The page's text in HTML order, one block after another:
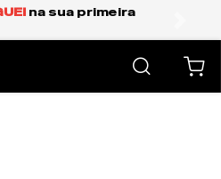
Frete Grátis Expresso para o